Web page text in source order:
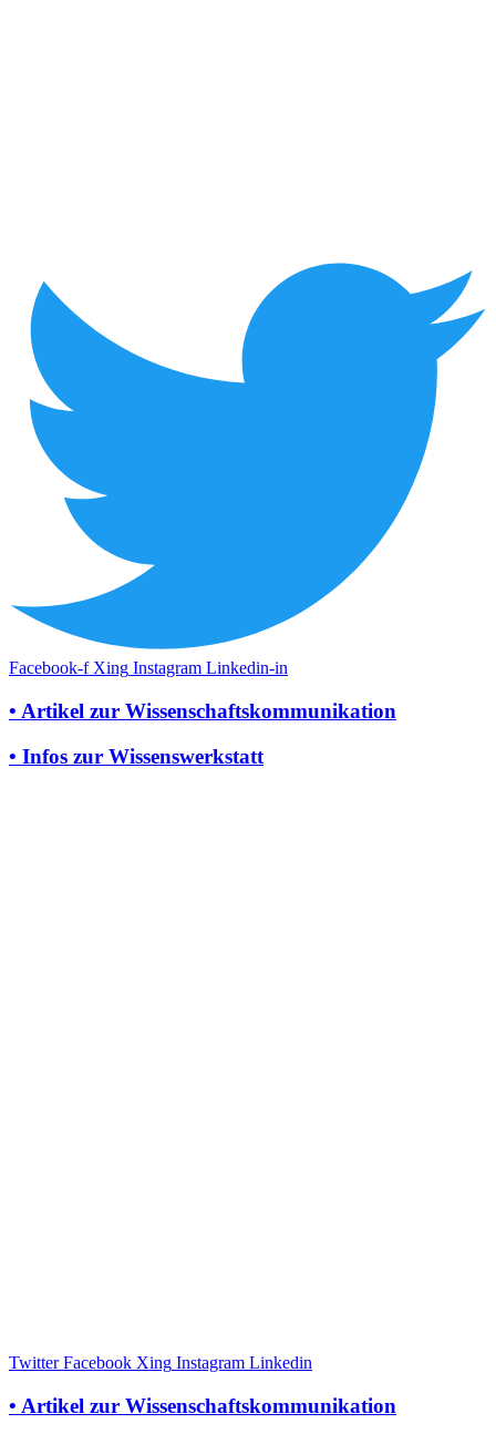
Facebook-f Xing Instagram Linkedin-in
• Artikel zur Wissenschaftskommunikation
• Infos zur Wissenswerkstatt
Twitter Facebook Xing Instagram Linkedin
• Artikel zur Wissenschaftskommunikation